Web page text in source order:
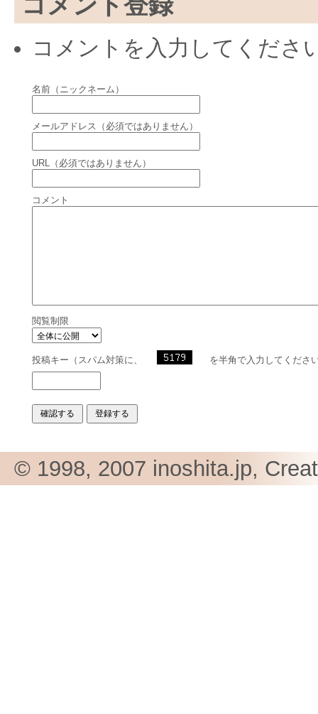
コメントを入力してくださ
名前（ニックネーム）
メールアドレス（必須ではありません）
URL（必須ではありません）
コメント
閲覧制限
投稿キー（スパム対策に、 を半角で入力してくださ
© 1998, 2007 inoshita.jp,